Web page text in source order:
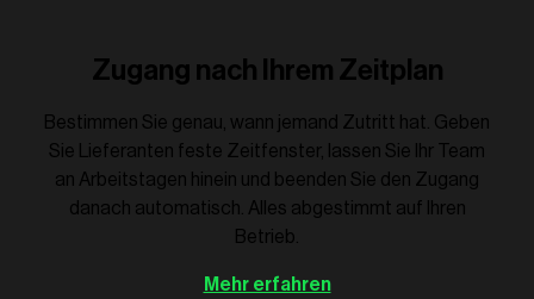
Zugang nach Ihrem Zeitplan
Bestimmen Sie genau, wann jemand Zutritt hat. Geben
Sie Lieferanten feste Zeitfenster, lassen Sie Ihr Team
an Arbeitstagen hinein und beenden Sie den Zugang
danach automatisch. Alles abgestimmt auf Ihren
Betrieb.
Mehr erfahren